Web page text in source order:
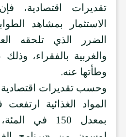
تقديرات اقتصادية،
الاستثمار بمشاهد
الضرر الذي تلحقه
والغربية بالفقراء،
وطأتها عنه.
وحسب تقديرات اقتصادية
المواد الغذائية
بمعدل 150 في